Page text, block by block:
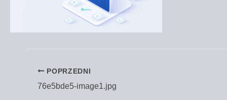
POPRZEDNI
76e5bde5-image1.jpg